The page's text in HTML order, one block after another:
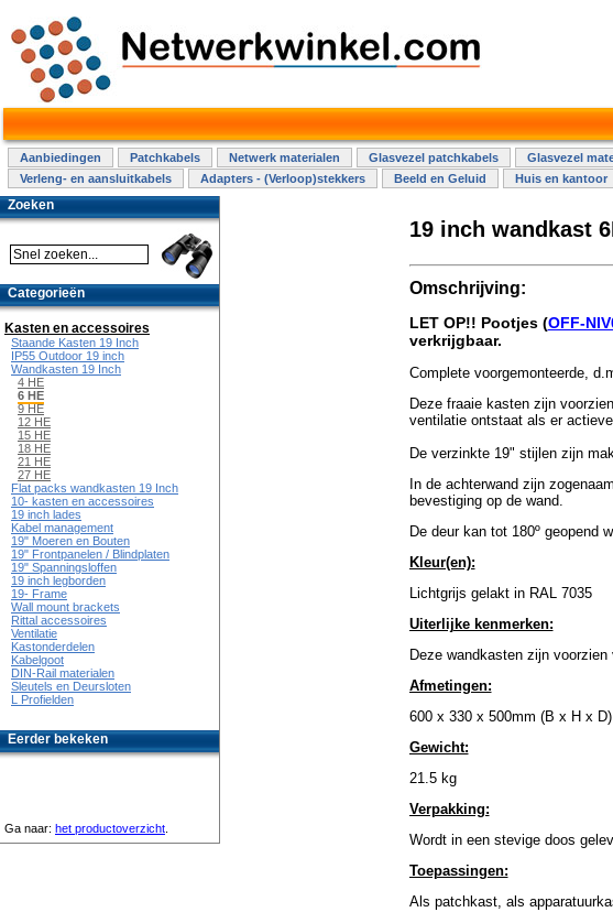
Aanbiedingen Patchkabels Netwerk materialen Glasvezel patchkabels Glasvezel
Verleng- en aansluitkabels
Adapters - (Verloop)stekkers Beeld en Geluid Huis en kantoor
19 inch wandkast
Omschrijving:
LET OP!! Pootjes (OFF-
verkrijgbaar.
Complete voorgemonteerde,
Deze fraaie kasten zijn
ventilatie ontstaat als er
De verzinkte 19" stijlen zijn
In de achterwand zijn
bevestiging op de wand.
De deur kan tot 180º geopend
Kleur(en):
Lichtgrijs gelakt in RAL 7035
Uiterlijke kenmerken:
Deze wandkasten zijn
Afmetingen:
600 x 330 x 500mm (B x H x D)
Gewicht:
21.5 kg
Verpakking:
Wordt in een stevige doos
Toepassingen:
Als patchkast, als
Zoeken
Categorieën
Kasten en accessoires
Staande Kasten 19 Inch
IP55 Outdoor 19 inch
Wandkasten 19 Inch
4 HE
6 HE
9 HE
12 HE
15 HE
18 HE
21 HE
27 HE
Flat packs wandkasten 19 Inch
10- kasten en accessoires
19 inch lades
Kabel management
19" Moeren en Bouten
19" Frontpanelen / Blindplaten
19" Spanningsloffen
19 inch legborden
19- Frame
Wall mount brackets
Rittal accessoires
Ventilatie
Kastonderdelen
Kabelgoot
DIN-Rail materialen
Sleutels en Deursloten
L Profielden
Eerder bekeken
Ga naar: het productoverzicht